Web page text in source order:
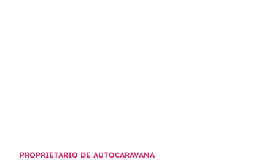
PROPRIETARIO DE AUTOCARAVANA